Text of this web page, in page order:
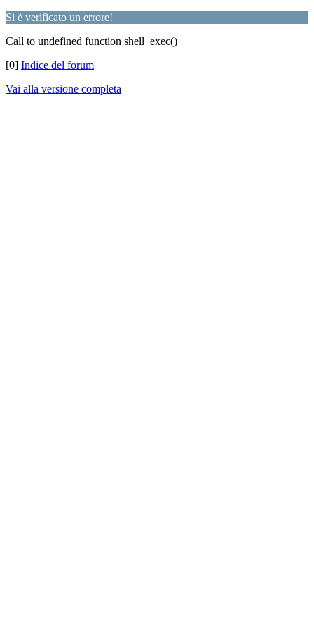
Si è verificato un errore!
Call to undefined function shell_exec()
[0] Indice del forum
Vai alla versione completa